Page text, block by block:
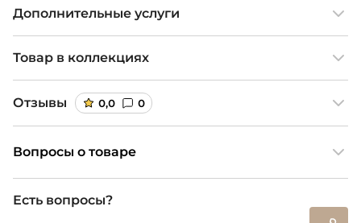
Дополнительные услуги
Товар в коллекциях
Отзывы 0,0 0
Вопросы о товаре
Есть вопросы?